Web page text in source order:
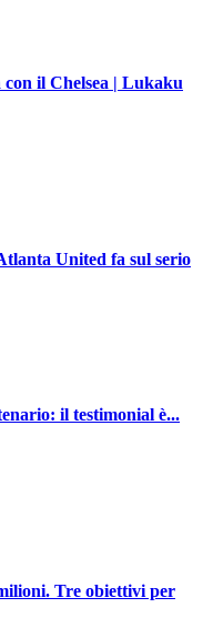
il Chelsea | Lukaku
United fa sul serio
il testimonial è...
Tre obiettivi per